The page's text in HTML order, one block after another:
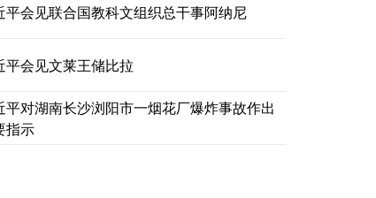
平会见联合国教科文组织总干事阿纳尼
平会见文莱王储比拉
平对湖南长沙浏阳市一烟花厂爆炸事故作出
指示